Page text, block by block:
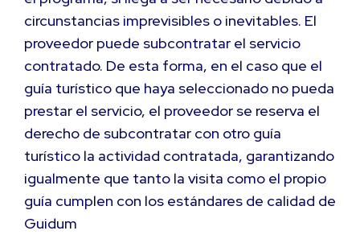
circunstancias imprevisibles o inevitables. El
proveedor puede subcontratar el servicio
contratado. De esta forma, en el caso que el
guía turístico que haya seleccionado no pueda
prestar el servicio, el proveedor se reserva el
derecho de subcontratar con otro guía
turístico la actividad contratada, garantizando
igualmente que tanto la visita como el propio
guía cumplen con los estándares de calidad de
Guidum